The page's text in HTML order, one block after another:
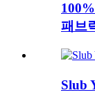
패브
Slub